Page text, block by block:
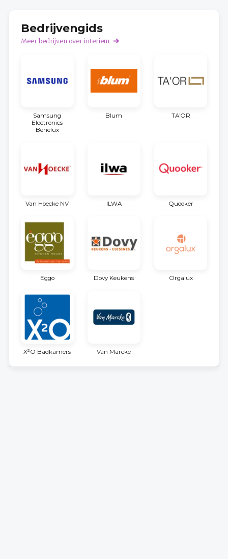
Bedrijvengids
Meer bedrijven over interieur
Samsung
Electronics
Benelux
Blum TA’OR
Van Hoecke NV ILWA Quooker
Eggo Dovy Keukens Orgalux
X²O Badkamers Van Marcke